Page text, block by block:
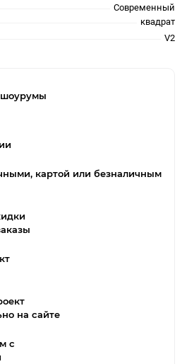
Современный
квадрат
V2
шоурумы
картой или безналичным
на сайте
с